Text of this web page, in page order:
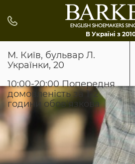
В Україні з
М. Київ, бульвар Л.
Українки, 20
10:00-20:00 Попередня
домовленість за 1-2
години обов'язкова